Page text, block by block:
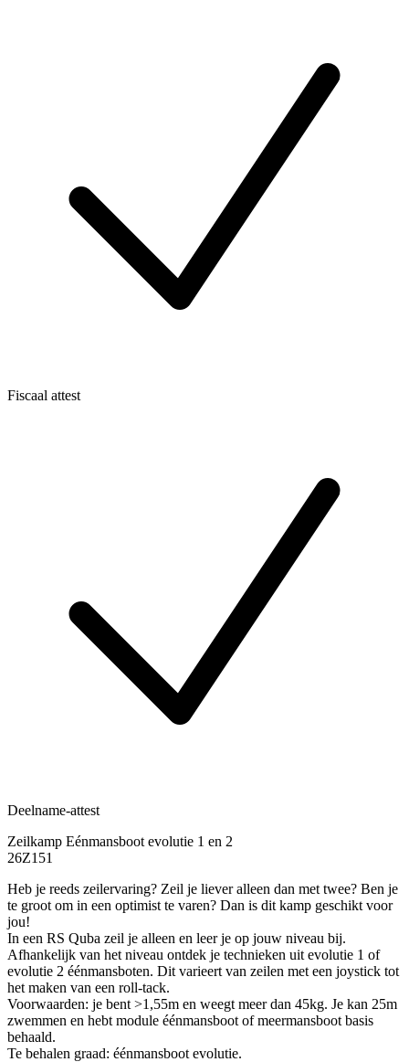
Fiscaal attest
Deelname-attest
Zeilkamp Eénmansboot evolutie 1 en 2
26Z151
Heb je reeds zeilervaring? Zeil je liever alleen dan met twee? Ben je
te groot om in een optimist te varen? Dan is dit kamp geschikt voor
jou!
In een RS Quba zeil je alleen en leer je op jouw niveau bij.
Afhankelijk van het niveau ontdek je technieken uit evolutie 1 of
evolutie 2 éénmansboten. Dit varieert van zeilen met een joystick tot
het maken van een roll-tack.
Voorwaarden: je bent >1,55m en weegt meer dan 45kg. Je kan 25m
zwemmen en hebt module éénmansboot of meermansboot basis
behaald.
Te behalen graad: éénmansboot evolutie.